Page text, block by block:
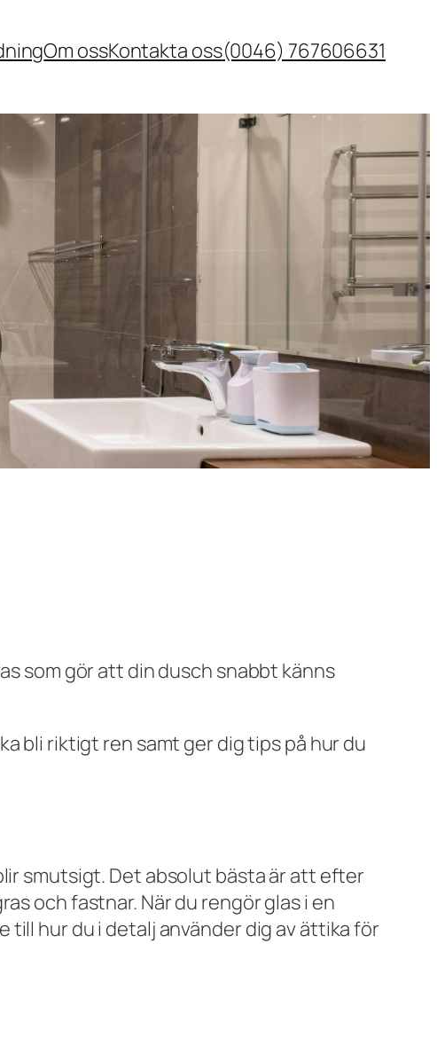
Om ossKontakta oss(0046) 767606631
som gör att din dusch snabbt känns
bli riktigt ren samt ger dig tips på hur du
smutsigt. Det absolut bästa är att efter
och fastnar. När du rengör glas i en
hur du i detalj använder dig av ättika för